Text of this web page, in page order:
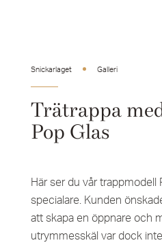
Snickarlaget Galleri
Trätrappa
Pop Glas
Här ser du vår trappmodell
specialare. Kunden
att skapa en öppnare och
utrymmesskäl var dock